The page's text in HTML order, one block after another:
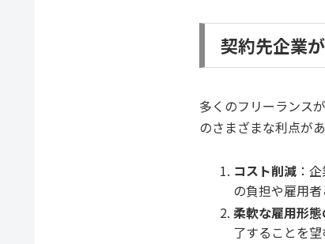
契約先企業
多くのフリーランス
のさまざまな利点があ
コスト削減 ：
の負担や雇用
柔軟な雇用形
了することを